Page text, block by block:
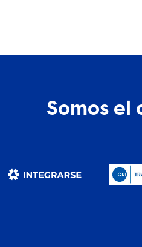
Somos